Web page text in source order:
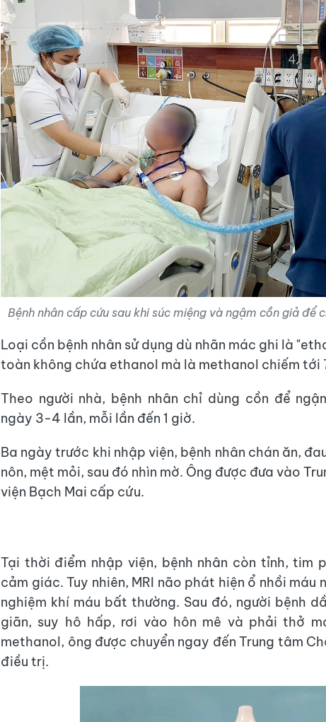
Bệnh nhân cấp cứu sau khi súc miệng và ngậm cồn giả để
Loại cồn bệnh nhân sử dụng dù nhãn mác ghi là
toàn không chứa ethanol mà là methanol chiếm tới
Theo người nhà, bệnh nhân chỉ dùng cồn để
ngày 3-4 lần, mỗi lần đến 1 giờ.
Ba ngày trước khi nhập viện, bệnh nhân chán ăn,
nôn, mệt mỏi, sau đó nhìn mờ. Ông được đưa vào
viện Bạch Mai cấp cứu.
Tại thời điểm nhập viện, bệnh nhân còn tỉnh, tim
cảm giác. Tuy nhiên, MRI não phát hiện ổ nhồi máu
nghiệm khí máu bất thường. Sau đó, người bệnh
giãn, suy hô hấp, rơi vào hôn mê và phải thở
methanol, ông được chuyển ngay đến Trung tâm
điều trị.